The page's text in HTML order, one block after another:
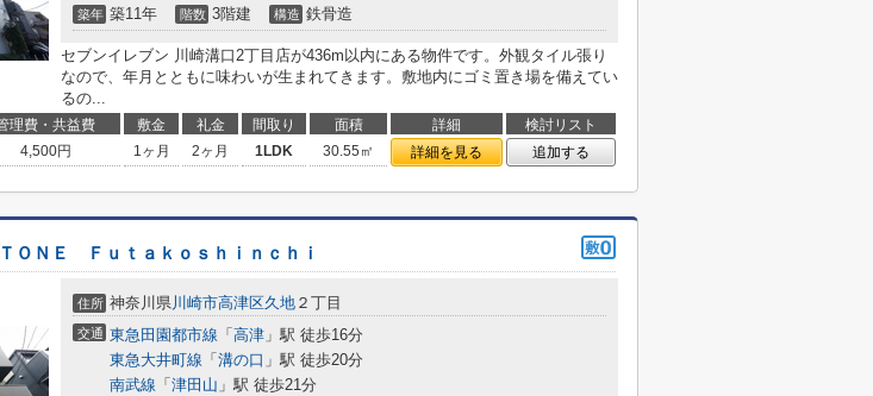
築年 築11年 階数 3階建 構造 鉄骨造
セブンイレブン 川崎溝口2丁目店が436m以内にある物件です。外観タイル張り
なので、年月とともに味わいが生まれてきます。敷地内にゴミ置き場を備えてい
るの...
理費・共益費 敷金 礼金 間取り 面積 詳細
検討リスト
4,500円 1ヶ月 2ヶ月 1LDK 30.55㎡ 詳細を見る 追加する
ＯＮＥ Ｆｕｔａｋｏｓｈｉｎｃｈｉ
住所 神奈川県川崎市高津区久地 ２丁目
交通 東急田園都市線 「 高津 」駅 徒歩16分
東急大井町線 「 溝の口 」駅 徒歩20分
南武線 「 津田山 」駅 徒歩21分